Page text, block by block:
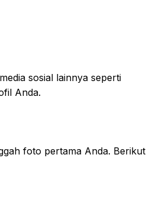
sosial lainnya seperti
Anda.
foto pertama Anda. Berikut